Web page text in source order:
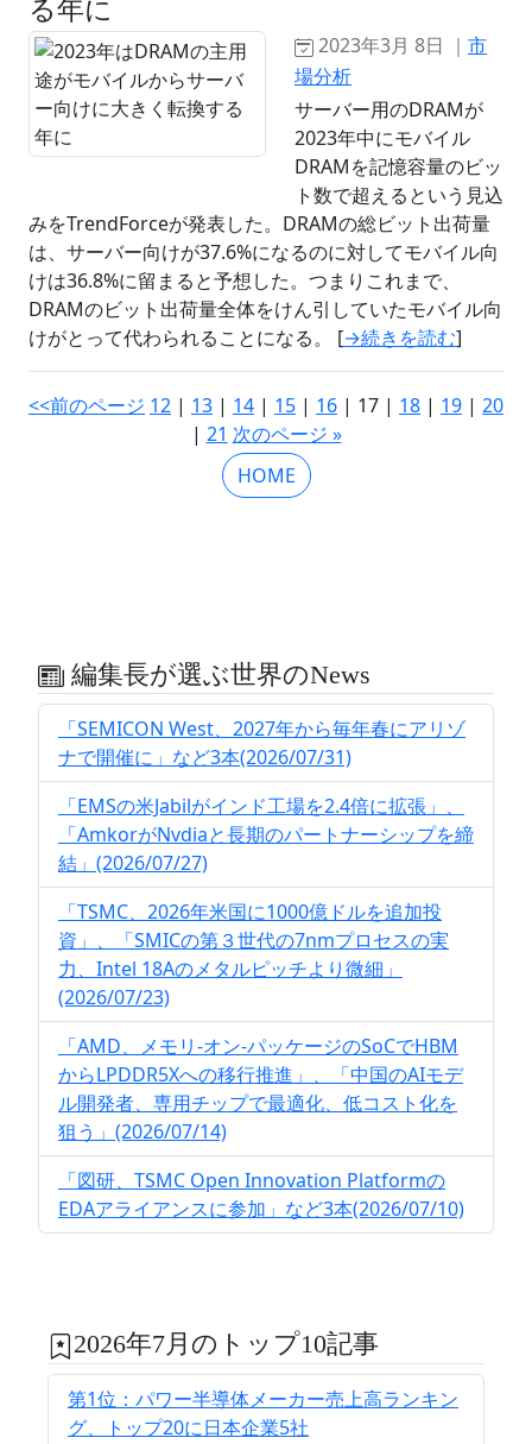
る年に
2023年3月 8日 ｜ 市
場分析
サーバー用のDRAMが
2023年中にモバイル
DRAMを記憶容量のビッ
ト数で超えるという見込
みをTrendForceが発表した。DRAMの総ビット出荷量
は、サーバー向けが37.6%になるのに対してモバイル向
けは36.8%に留まると予想した。つまりこれまで、
DRAMのビット出荷量全体をけん引していたモバイル向
けがとって代わられることになる。 [→続きを読む]
<<前のページ 12 | 13 | 14 | 15 | 16 | 17 | 18 | 19 | 20
| 21 次のページ »
HOME
編集長が選ぶ世界のNews
「SEMICON West、2027年から毎年春にアリゾ
ナで開催に」など3本(2026/07/31)
「EMSの米Jabilがインド工場を2.4倍に拡張」、
「AmkorがNvdiaと長期のパートナーシップを締
結」(2026/07/27)
「TSMC、2026年米国に1000億ドルを追加投
資」、「SMICの第３世代の7nmプロセスの実
力、Intel 18Aのメタルピッチより微細」
(2026/07/23)
「AMD、メモリ-オン-パッケージのSoCでHBM
からLPDDR5Xへの移行推進」、「中国のAIモデ
ル開発者、専用チップで最適化、低コスト化を
狙う」(2026/07/14)
「図研、TSMC Open Innovation Platformの
EDAアライアンスに参加」など3本(2026/07/10)
2026年7月のトップ10記事
第1位：パワー半導体メーカー売上高ランキン
グ、トップ20に日本企業5社